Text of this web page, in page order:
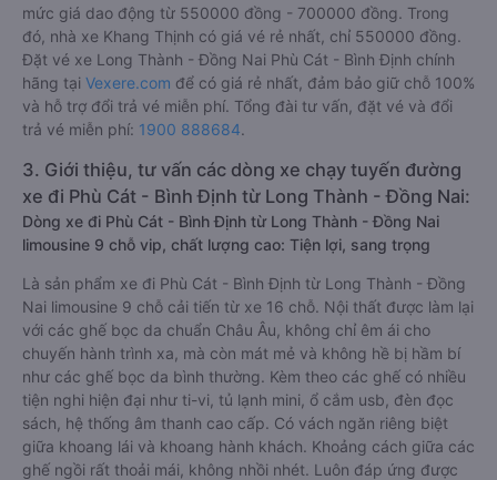
mức giá dao động từ 550000 đồng - 700000 đồng. Trong
đó, nhà xe Khang Thịnh có giá vé rẻ nhất, chỉ 550000 đồng.
Đặt vé xe Long Thành - Đồng Nai Phù Cát - Bình Định chính
hãng tại Vexere.com để có giá rẻ nhất, đảm bảo giữ chỗ 100%
và hỗ trợ đổi trả vé miễn phí. Tổng đài tư vấn, đặt vé và đổi
trả vé miễn phí: 1900 888684.
3. Giới thiệu, tư vấn các dòng xe chạy tuyến đường
xe đi Phù Cát - Bình Định từ Long Thành - Đồng Nai:
Dòng xe đi Phù Cát - Bình Định từ Long Thành - Đồng Nai
limousine 9 chỗ vip, chất lượng cao: Tiện lợi, sang trọng
Là sản phẩm xe đi Phù Cát - Bình Định từ Long Thành - Đồng
Nai limousine 9 chỗ cải tiến từ xe 16 chỗ. Nội thất được làm lại
với các ghế bọc da chuẩn Châu Âu, không chỉ êm ái cho
chuyến hành trình xa, mà còn mát mẻ và không hề bị hầm bí
như các ghế bọc da bình thường. Kèm theo các ghế có nhiều
tiện nghi hiện đại như ti-vi, tủ lạnh mini, ổ cắm usb, đèn đọc
sách, hệ thống âm thanh cao cấp. Có vách ngăn riêng biệt
giữa khoang lái và khoang hành khách. Khoảng cách giữa các
ghế ngồi rất thoải mái, không nhồi nhét. Luôn đáp ứng được